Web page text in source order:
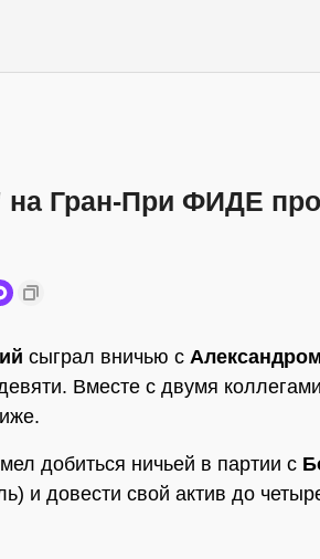
Гран-При ФИДЕ
сыграл вничью с
Вместе с двумя
добиться ничьей в партии с
и довести свой актив до